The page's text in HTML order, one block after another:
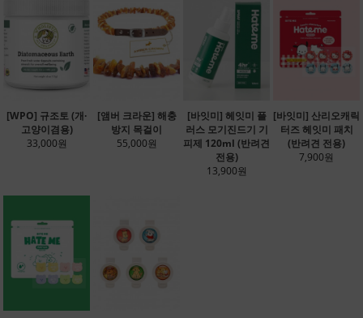
[WPO] 규조토 (개·
고양이겸용)
33,000원
[앰버 크라운] 해충
방지 목걸이
55,000원
[바잇미] 헤잇미 플
러스 모기진드기 기
피제 120ml (반려견
전용)
13,900원
[바잇미] 산리오캐릭
터즈 헤잇미 패치
(반려견 전용)
7,900원